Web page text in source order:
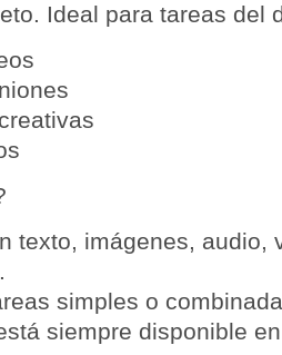
Ideal para tareas del
texto, imágenes, audio,
simples o
siempre disponible